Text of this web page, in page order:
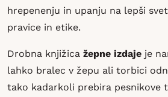
hrepenenju in upanju na lepši
pravice in etike.
Drobna knjižica žepne izdaje je
lahko bralec v žepu ali torbici
tako kadarkoli prebira pesnikove